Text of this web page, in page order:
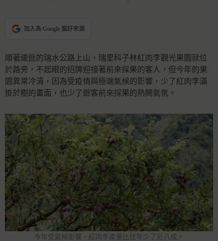
加入為 Google 偏好來源
順著逶迤的瑞水公路上山，瑞里科子林紅肉李觀光果園就位
於路旁，不起眼的招牌迎接著前來採果的客人，但今年的果
園異常冷清，因為受疫情與極端氣候的影響，少了紅肉李滿
掛於樹的畫面，也少了遊客前來採果的熱鬧氣氛。
今年受氣候影響，紅肉李產量比往年少了近八成。